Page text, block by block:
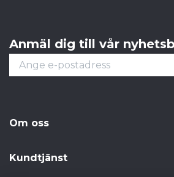
Anmäl dig till vår
Om oss
Kundtjänst